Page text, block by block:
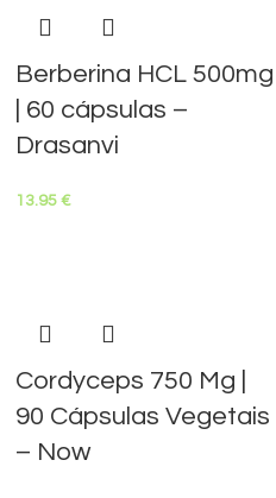
Berberina HCL 500mg
| 60 cápsulas –
Drasanvi
13.95 €
Cordyceps 750 Mg |
90 Cápsulas Vegetais
– Now